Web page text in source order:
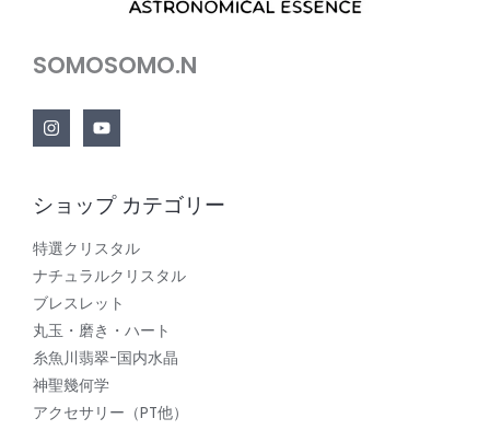
SOMOSOMO.N
ショップ カテゴリー
特選クリスタル
ナチュラルクリスタル
ブレスレット
丸玉・磨き・ハート
糸魚川翡翠-国内水晶
神聖幾何学
アクセサリー（PT他）